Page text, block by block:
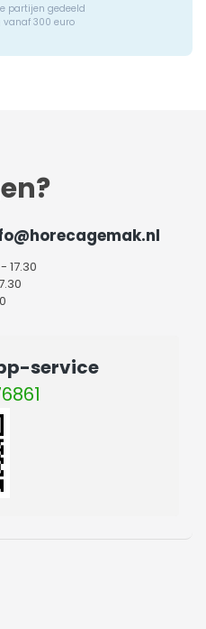
partijen gedeeld
300 euro
17.30
service